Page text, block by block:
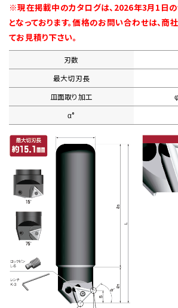
生産終了品
※現在掲載中のカタログは、2026年3月1日
となっております。価格のお問い合わせは、
てお見積り下さい。
刃数
最大切刃長
皿面取り加工
α°